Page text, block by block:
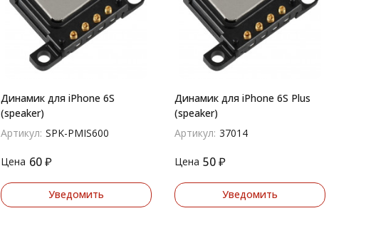
Динамик для iPhone 6S
(speaker)
Артикул: SPK-PMIS600
Цена 60 ₽
Уведомить
Динамик для iPhone 6S Plus
(speaker)
Артикул: 37014
Цена 50 ₽
Уведомить